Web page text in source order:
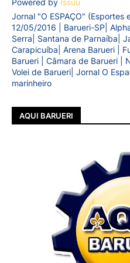
Powered by Issuu
Jornal "O ESPAÇO"
12/05/2016 | Barueri-SP|
Serra| Santana de Parnaíba|
Carapicuíba| Arena Barueri |
Barueri | Câmara de Barueri |
Volei de Barueri| Jornal O
marinheiro
AQUI BARUERI